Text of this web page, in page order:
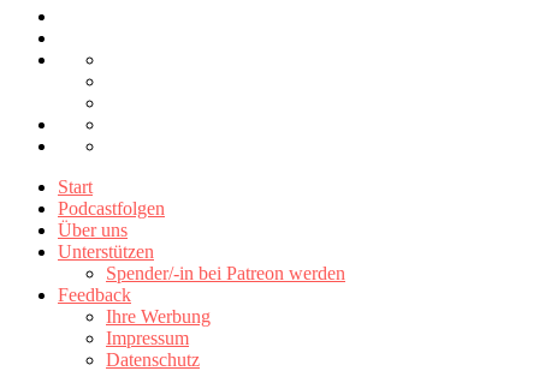
Start
Podcastfolgen
Über uns
Unterstützen
Spender/-in bei Patreon werden
Feedback
Ihre Werbung
Impressum
Datenschutz